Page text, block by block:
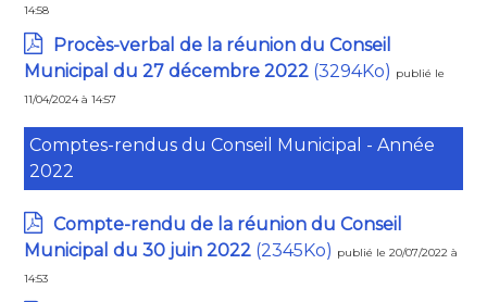
14:58
Procès-verbal de la réunion du Conseil
Municipal du 27 décembre 2022 (3294Ko) publié le
11/04/2024 à 14:57
Comptes-rendus du Conseil Municipal - Année
2022
Compte-rendu de la réunion du Conseil
Municipal du 30 juin 2022 (2345Ko) publié le 20/07/2022 à
14:53